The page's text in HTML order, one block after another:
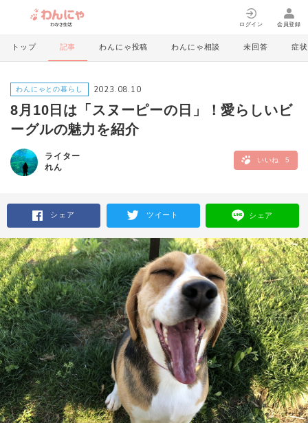
ログイン 会員登録
トップ 記事 わんにゃ投稿 わんにゃ相談 未回答 症状
わんにゃとの暮らし 2023.08.10
8月10日は「スヌーピーの日」！愛らしいビ
ーグルの魅力を紹介
ライター
れん
いいね 5
シェア ツイート シェア